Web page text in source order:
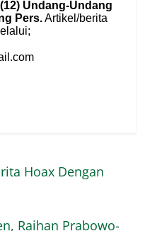
Hoax Dengan
Raihan Prabowo-